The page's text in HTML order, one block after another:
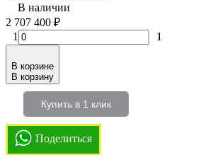
В наличии
2 707 400 ₽
1
1
В корзине
В корзину
Купить в 1 клик
Поделиться